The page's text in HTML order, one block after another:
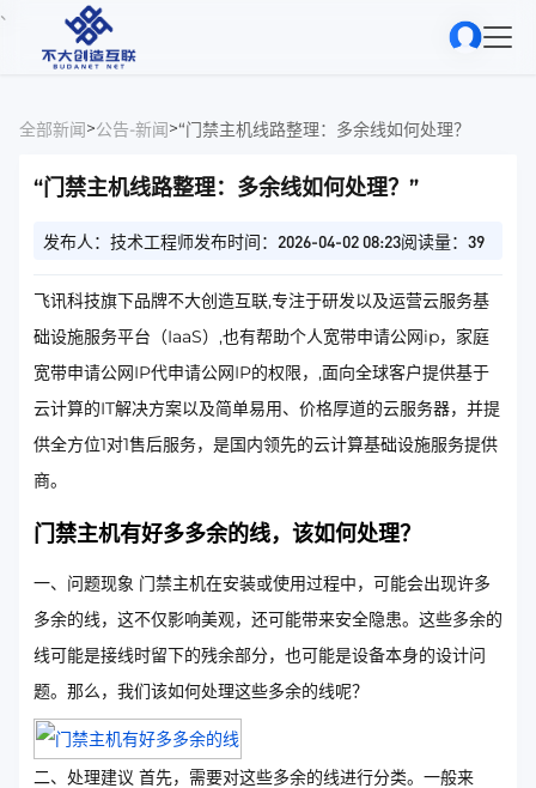
、
全部新闻>公告-新闻>“门禁主机线路整理：多余线如何处理？”
“门禁主机线路整理：多余线如何处理？”
发布人：技术工程师发布时间：2026-04-02 08:23阅读量：39
飞讯科技旗下品牌不大创造互联,专注于研发以及运营云服务基
础设施服务平台（IaaS）,也有帮助个人宽带申请公网ip，家庭
宽带申请公网IP代申请公网IP的权限，,面向全球客户提供基于
云计算的IT解决方案以及简单易用、价格厚道的云服务器，并提
供全方位1对1售后服务，是国内领先的云计算基础设施服务提供
商。
门禁主机有好多多余的线，该如何处理？
一、问题现象 门禁主机在安装或使用过程中，可能会出现许多
多余的线，这不仅影响美观，还可能带来安全隐患。这些多余的
线可能是接线时留下的残余部分，也可能是设备本身的设计问
题。那么，我们该如何处理这些多余的线呢？
二、处理建议 首先，需要对这些多余的线进行分类。一般来